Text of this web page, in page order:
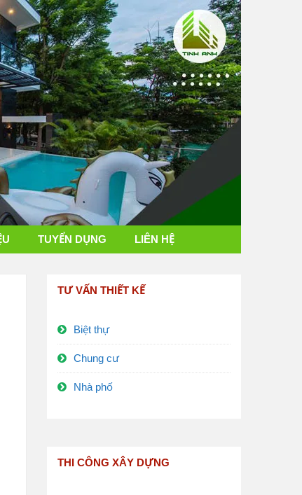
TUYỂN DỤNG LIÊN HỆ
TƯ VẤN THIẾT KẾ
Biệt thự
Chung cư
Nhà phố
THI CÔNG XÂY DỰNG